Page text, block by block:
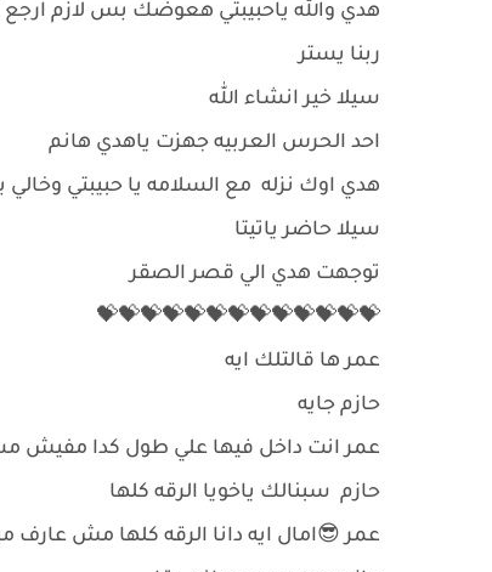
هدي والله ياحبيبتي هعوضك بس لازم
ربنا يستر
سيلا خير انشاء الله
احد الحرس العربيه جهزت ياهدي هانم
هدي اوك نزله مع السلامه يا حبيبتي
سيلا حاضر ياتيتا
توجهت هدي الي قصر الصقر
💝💝💝💝💝💝💝💝💝💝💝💝💝
عمر ها قالتلك ايه
حازم جايه
عمر انت داخل فيها علي طول كدا مفيش
حازم سبنالك ياخويا الرقه كلها
عمر 😎امال ايه دانا الرقه كلها مش